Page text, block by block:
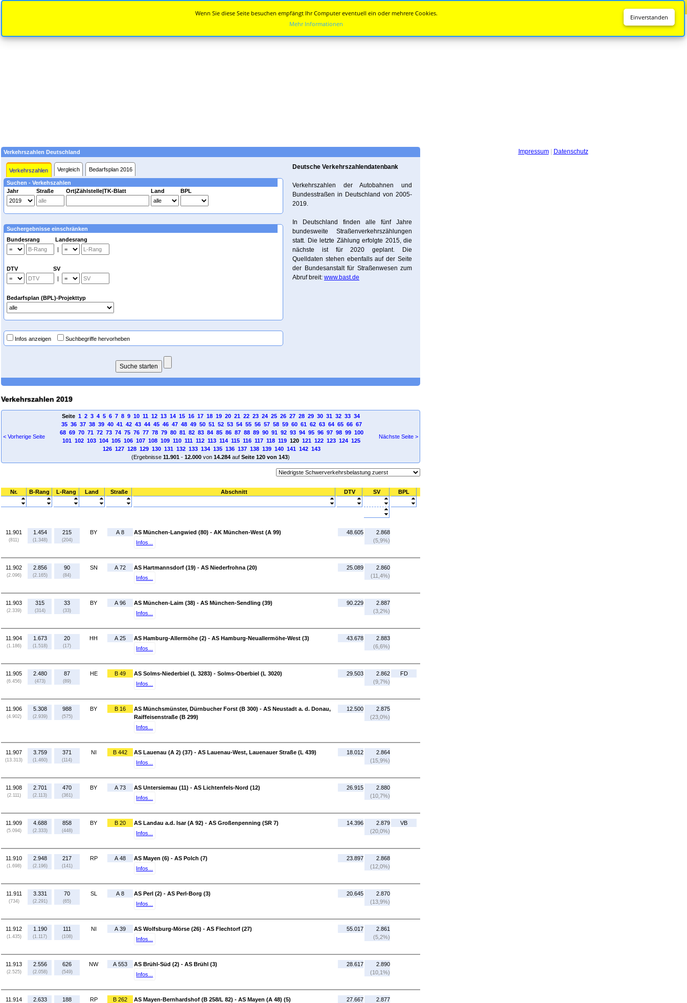
Verkehrszahlen Deutschland
Verkehrszahlen Vergleich Bedarfsplan 2016
Suchen - Verkehszahlen
Jahr
Straße Ort|Zählstelle|TK-Blatt Land BPL
Suchergebnisse einschränken
Bundesrang Landesrang
|
DTV SV
|
Bedarfsplan (BPL)-Projekttyp
Infos anzeigen Suchbegriffe hervorheben
Deutsche Verkehrszahlendatenbank
Verkehrszahlen der Autobahnen und
Bundesstraßen in Deutschland von 2005-
2019.
In Deutschland finden alle fünf Jahre
bundesweite Straßenverkehrszählungen
statt. Die letzte Zählung erfolgte 2015, die
nächste ist für 2020 geplant. Die
Quelldaten stehen ebenfalls auf der Seite
der Bundesanstalt für Straßenwesen zum
Abruf breit: www.bast.de
Verkehrszahlen 2019
< Vorherige Seite
Seite 1 2 3 4 5 6 7 8 9 10 11 12 13 14 15 16 17 18 19 20 21 22 23 24 25 26 27 28 29 30 31 32 33 34
35 36 37 38 39 40 41 42 43 44 45 46 47 48 49 50 51 52 53 54 55 56 57 58 59 60 61 62 63 64 65 66 67
68 69 70 71 72 73 74 75 76 77 78 79 80 81 82 83 84 85 86 87 88 89 90 91 92 93 94 95 96 97 98 99 100
101 102 103 104 105 106 107 108 109 110 111 112 113 114 115 116 117 118 119 120 121 122 123 124 125
126 127 128 129 130 131 132 133 134 135 136 137 138 139 140 141 142 143
(Ergebnisse 11.901 - 12.000 von 14.284 auf Seite 120 von 143)
Nächste Seite >
Nr. B-Rang L-Rang Land Straße Abschnitt DTV SV BPL
11.901
(811)
1.454
(1.348)
215
(204)
BY A 8
AS München-Langwied (80) - AK München-West (A 99)
Infos...
48.605
2.868
(5,9%)
11.902
(2.096)
2.856
(2.165)
90
(84)
SN A 72
AS Hartmannsdorf (19) - AS Niederfrohna (20)
Infos...
25.089
2.860
(11,4%)
11.903
(2.339)
315
(314)
33
(33)
BY A 96
AS München-Laim (38) - AS München-Sendling (39)
Infos...
90.229
2.887
(3,2%)
11.904
(1.186)
1.673
(1.518)
20
(17)
HH A 25
AS Hamburg-Allermöhe (2) - AS Hamburg-Neuallermöhe-West (3)
Infos...
43.678
2.883
(6,6%)
11.905
(6.456)
2.480
(473)
87
(89)
HE B 49
AS Solms-Niederbiel (L 3283) - Solms-Oberbiel (L 3020)
Infos...
29.503
2.862
(9,7%)
FD
11.906
(4.902)
5.308
(2.939)
988
(575)
BY B 16
AS Münchsmünster, Dürnbucher Forst (B 300) - AS Neustadt a. d. Donau,
Raiffeisenstraße (B 299)
Infos...
12.500
2.875
(23,0%)
11.907
(13.313)
3.759
(1.460)
371
(114)
NI B 442
AS Lauenau (A 2) (37) - AS Lauenau-West, Lauenauer Straße (L 439)
Infos...
18.012
2.864
(15,9%)
11.908
(2.111)
2.701
(2.113)
470
(361)
BY A 73
AS Untersiemau (11) - AS Lichtenfels-Nord (12)
Infos...
26.915
2.880
(10,7%)
11.909
(5.094)
4.688
(2.333)
858
(448)
BY B 20
AS Landau a.d. Isar (A 92) - AS Großenpenning (SR 7)
Infos...
14.396
2.879
(20,0%)
VB
11.910
(1.698)
2.948
(2.196)
217
(141)
RP A 48
AS Mayen (6) - AS Polch (7)
Infos...
23.897
2.868
(12,0%)
11.911
(734)
3.331
(2.291)
70
(65)
SL A 8
AS Perl (2) - AS Perl-Borg (3)
Infos...
20.645
2.870
(13,9%)
11.912
(1.435)
1.190
(1.117)
111
(108)
NI A 39
AS Wolfsburg-Mörse (26) - AS Flechtorf (27)
Infos...
55.017
2.861
(5,2%)
11.913
(2.525)
2.556
(2.058)
626
(549)
NW A 553
AS Brühl-Süd (2) - AS Brühl (3)
Infos...
28.617
2.890
(10,1%)
11.914 2.633 188 RP B 262
AS Mayen-Bernhardshof (B 258/L 82) - AS Mayen (A 48) (5)
27.667
2.877
Impressum| Datenschutz
Einverstanden
Wenn Sie diese Seite besuchen empfängt Ihr Computer eventuell ein oder mehrere Cookies.
Mehr Informationen